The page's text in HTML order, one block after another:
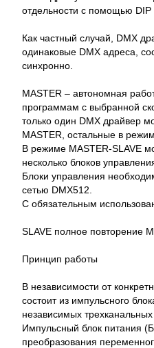
отдельности с помощью DIP
Как частный случай, DMX
одинаковые DMX адреса,
синхронно.
MASTER – автономная
программам с выбранной
только один DMX драйвер
MASTER, остальные в
В режиме MASTER-SLAVE
несколько блоков
Блоки управления
сетью DMX512.
С обязательным
SLAVE полное повторение
Принцип работы
В независимости от
состоит из импульсного
независимых
Импульсный блок питания
преобразования